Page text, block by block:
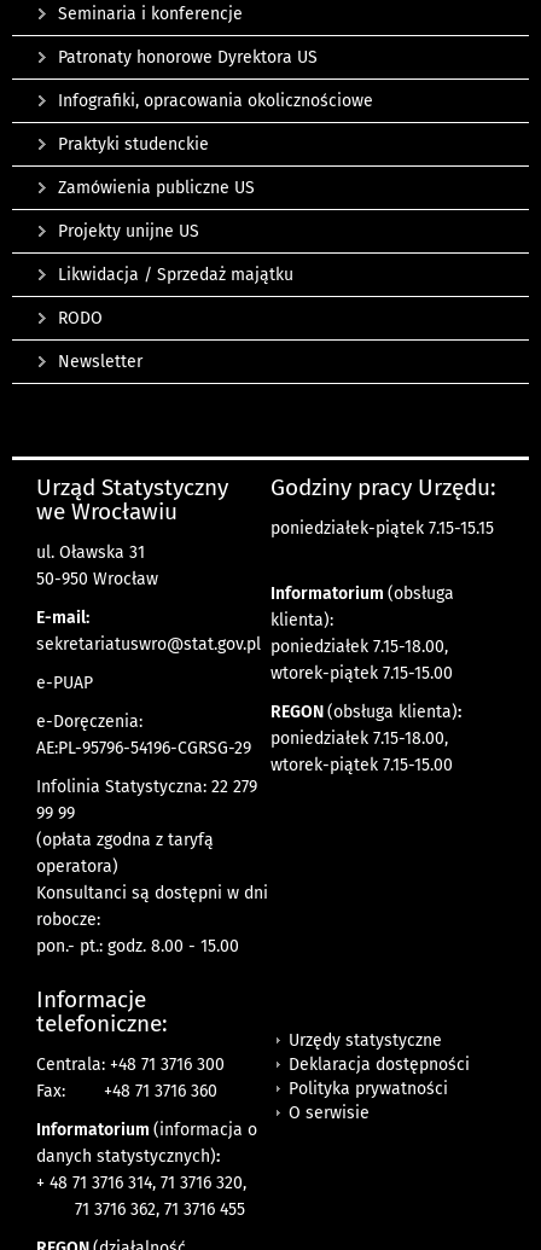
Seminaria i konferencje
Patronaty honorowe Dyrektora US
Infografiki, opracowania okolicznościowe
Praktyki studenckie
Zamówienia publiczne US
Projekty unijne US
Likwidacja / Sprzedaż majątku
RODO
Newsletter
Urząd Statystyczny
we Wrocławiu
ul. Oławska 31
50-950 Wrocław
E-mail:
sekretariatuswro@stat.gov.pl
e-PUAP
e-Doręczenia:
AE:PL-95796-54196-CGRSG-29
Infolinia Statystyczna: 22 279
99 99
(opłata zgodna z taryfą
operatora)
Konsultanci są dostępni w dni
robocze:
pon.- pt.: godz. 8.00 - 15.00
Godziny pracy Urzędu:
poniedziałek-piątek 7.15-15.15
Informatorium (obsługa
klienta):
poniedziałek 7.15-18.00,
wtorek-piątek 7.15-15.00
REGON(obsługa klienta):
poniedziałek 7.15-18.00,
wtorek-piątek 7.15-15.00
Informacje
telefoniczne:
Centrala: +48 71 3716 300
Fax:
+48 71 3716 360
Informatorium (informacja o
danych statystycznych):
+ 48 71 3716 314, 71 3716 320,
71 3716 362, 71 3716 455
Urzędy statystyczne
Deklaracja dostępności
Polityka prywatności
O serwisie